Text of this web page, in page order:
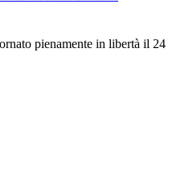
pienamente in libertà il 24